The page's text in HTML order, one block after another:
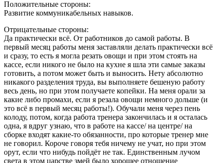
Положительные стороны:
Развитие коммуникабельных навыков.
Отрицательные стороны:
Да практически всё. От работников до самой работы. В
первый месяц работы меня заставляли делать практически всё
и сразу, то есть я могла резать овощи и при этом стоять на
кассе, если никого не было на кухне я шла эти самые заказы
готовить, а потом может быть и выносить. Нету абсолютно
никакого разделения труда, вы выполняете бешеную работу
весь день, но при этом получаете копейки. На меня орали за
какие либо промахи, если я резала овощи немного дольше (и
это всё в первый месяц работы!). Обучали меня через пень
колоду, потом, когда работа тренера закончилась и я осталась
одна, я вдруг узнаю, что в работе на кассе/ на центре/ на
сборке входят какие-то обязанности, про которые тренер мне
не говорил. Короче говоря тебя ничему не учат, но при этом
орут, если что нибудь пойдёт не так. Единственным лучом
света в этом царстве змей было хорошее отношение